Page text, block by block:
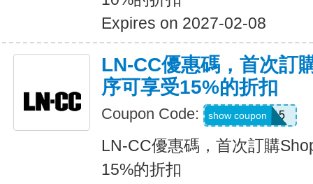
Expires on 2027-02-08
LN-CC優惠碼，首次訂
序可享受15%的折扣
Coupon Code: APP15
show coupon
LN-CC優惠碼，首次訂購
15%的折扣